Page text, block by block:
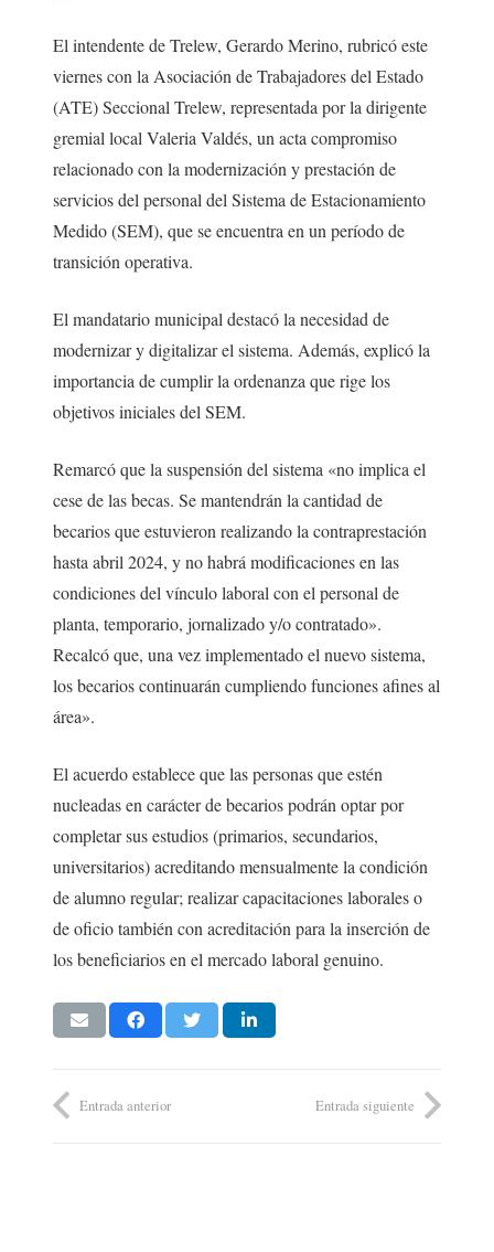
El intendente de Trelew, Gerardo Merino, rubricó este
viernes con la Asociación de Trabajadores del Estado
(ATE) Seccional Trelew, representada por la dirigente
gremial local Valeria Valdés, un acta compromiso
relacionado con la modernización y prestación de
servicios del personal del Sistema de Estacionamiento
Medido (SEM), que se encuentra en un período de
transición operativa.
El mandatario municipal destacó la necesidad de
modernizar y digitalizar el sistema. Además, explicó la
importancia de cumplir la ordenanza que rige los
objetivos iniciales del SEM.
Remarcó que la suspensión del sistema «no implica el
cese de las becas. Se mantendrán la cantidad de
becarios que estuvieron realizando la contraprestación
hasta abril 2024, y no habrá modificaciones en las
condiciones del vínculo laboral con el personal de
planta, temporario, jornalizado y/o contratado».
Recalcó que, una vez implementado el nuevo sistema,
los becarios continuarán cumpliendo funciones afines al
área».
El acuerdo establece que las personas que estén
nucleadas en carácter de becarios podrán optar por
completar sus estudios (primarios, secundarios,
universitarios) acreditando mensualmente la condición
de alumno regular; realizar capacitaciones laborales o
de oficio también con acreditación para la inserción de
los beneficiarios en el mercado laboral genuino.
Entrada anterior Entrada siguiente